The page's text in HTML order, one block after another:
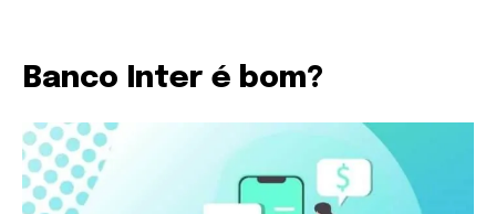
Banco Inter é bom?